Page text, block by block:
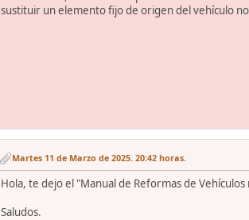
sustituir un elemento fijo de origen del vehículo
Martes 11 de Marzo de 2025. 20:42 horas.
Hola, te dejo el "Manual de Reformas de
Saludos.